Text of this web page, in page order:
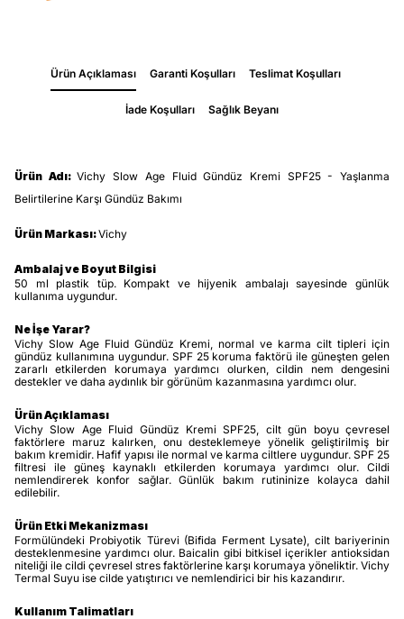
Ürün Açıklaması Garanti Koşulları Teslimat Koşulları
İade Koşulları Sağlık Beyanı
Ürün Adı:Vichy Slow Age Fluid Gündüz Kremi SPF25 - Yaşlanma
Belirtilerine Karşı Gündüz Bakımı
Ürün Markası:Vichy
Ambalaj ve Boyut Bilgisi
50 ml plastik tüp. Kompakt ve hijyenik ambalajı sayesinde günlük
kullanıma uygundur.
Ne İşe Yarar?
Vichy Slow Age Fluid Gündüz Kremi, normal ve karma cilt tipleri için
gündüz kullanımına uygundur. SPF 25 koruma faktörü ile güneşten gelen
zararlı etkilerden korumaya yardımcı olurken, cildin nem dengesini
destekler ve daha aydınlık bir görünüm kazanmasına yardımcı olur.
Ürün Açıklaması
Vichy Slow Age Fluid Gündüz Kremi SPF25, cilt gün boyu çevresel
faktörlere maruz kalırken, onu desteklemeye yönelik geliştirilmiş bir
bakım kremidir. Hafif yapısı ile normal ve karma ciltlere uygundur. SPF 25
filtresi ile güneş kaynaklı etkilerden korumaya yardımcı olur. Cildi
nemlendirerek konfor sağlar. Günlük bakım rutininize kolayca dahil
edilebilir.
Ürün Etki Mekanizması
Formülündeki Probiyotik Türevi (Bifida Ferment Lysate), cilt bariyerinin
desteklenmesine yardımcı olur. Baicalin gibi bitkisel içerikler antioksidan
niteliği ile cildi çevresel stres faktörlerine karşı korumaya yöneliktir. Vichy
Termal Suyu ise cilde yatıştırıcı ve nemlendirici bir his kazandırır.
Kullanım Talimatları